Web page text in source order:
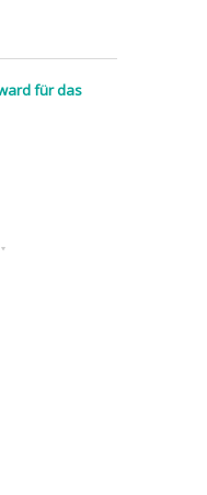
für das